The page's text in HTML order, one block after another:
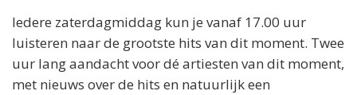
Iedere zaterdagmiddag kun je vanaf 17.00 uur
luisteren naar de grootste hits van dit moment. Twee
uur lang aandacht voor dé artiesten van dit moment,
met nieuws over de hits en natuurlijk een